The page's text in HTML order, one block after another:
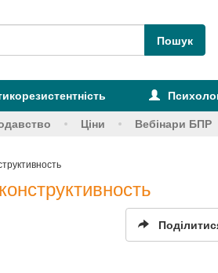
Ціни Вебінари БПР